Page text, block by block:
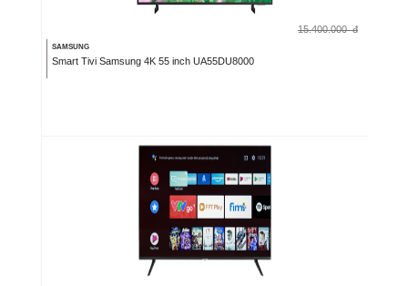
15.400.000 đ
SAMSUNG
Smart Tivi Samsung 4K 55 inch UA55DU8000